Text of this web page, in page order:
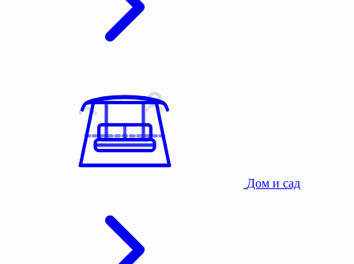
Дом и сад